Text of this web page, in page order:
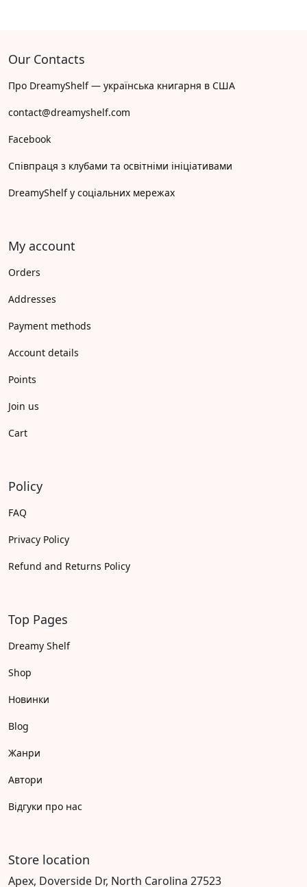
Our Contacts
Про DreamyShelf — українська книгарня в США
contact@dreamyshelf.com
Facebook
Співпраця з клубами та освітніми ініціативами
DreamyShelf у соціальних мережах
My account
Orders
Addresses
Payment methods
Account details
Points
Join us
Cart
Policy
FAQ
Privacy Policy
Refund and Returns Policy
Top Pages
Dreamy Shelf
Shop
Новинки
Blog
Жанри
Автори
Відгуки про нас
Store location
Apex, Doverside Dr, North Carolina 27523